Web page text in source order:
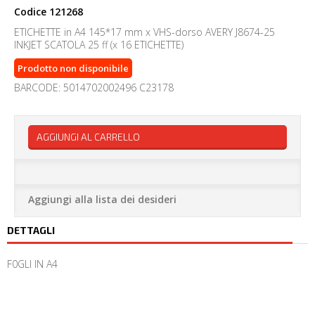
Codice 121268
ETICHETTE in A4 145*17 mm x VHS-dorso AVERY J8674-25
INKJET SCATOLA 25 ff (x 16 ETICHETTE)
Prodotto non disponibile
BARCODE: 5014702002496 C23178
AGGIUNGI AL CARRELLO
Aggiungi alla lista dei desideri
DETTAGLI
F0GLI IN A4